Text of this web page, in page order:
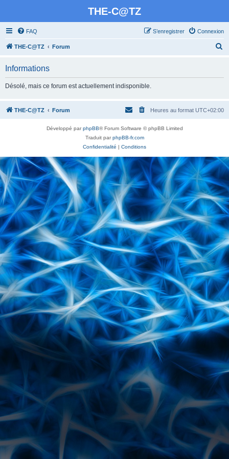
THE-C@TZ
FAQ Connexion
S’enregistrer
THE-C@TZ Forum
r
c
r
Informations
Désolé, mais ce forum est actuellement indisponible.
THE-C@TZ Forum Heures au format UTC+02:00
Développé parphpBB® Forum Software © phpBB Limited
Traduit parphpBB-fr.com
Confidentialité | Conditions